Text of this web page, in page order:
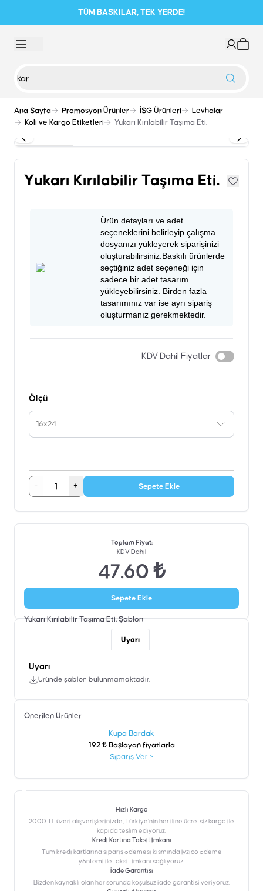
TÜM BASKILAR, TEK YERDE!
Ana Sayfa Promosyon Ürünler İSG Ürünleri
Levhalar
Koli ve Kargo Etiketleri
Yukarı Kırılabilir Taşıma Eti.
Yukarı Kırılabilir Taşıma Eti.
Ürün detayları ve adet
seçeneklerini belirleyip çalışma
dosyanızı yükleyerek siparişinizi
oluşturabilirsiniz.Baskılı ürünlerde
seçtiğiniz adet seçeneği için
sadece bir adet tasarım
yükleyebilirsiniz. Birden fazla
tasarımınız var ise ayrı sipariş
oluşturmanız gerekmektedir.
KDV Dahil Fiyatlar
Ölçü
16x24
- + Sepete Ekle
Toplam Fiyat:
KDV Dahil
47.60 ₺
Sepete Ekle
Yukarı Kırılabilir Taşıma Eti. Şablon
Uyarı
Uyarı
Üründe şablon bulunmamaktadır.
Önerilen Ürünler
Kupa Bardak
192 ₺ Başlayan fiyatlarla
Sipariş Ver >
Hızlı Kargo
2000 TL üzeri alışverişlerinizde, Türkiye’nin her iline ücretsiz kargo ile
kapıda teslim ediyoruz.
Kredi Kartına Taksit İmkanı
‎Tüm kredi kartlarına sipariş ödemesi kısmında İyzico ödeme
yöntemi ile taksit imkanı sağlıyoruz.
İade Garantisi
Bizden kaynaklı olan her sorunda koşulsuz iade garantisi veriyoruz.